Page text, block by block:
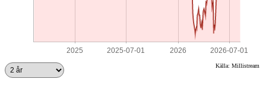
Källa: Millistream